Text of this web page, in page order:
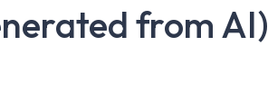
from AI)